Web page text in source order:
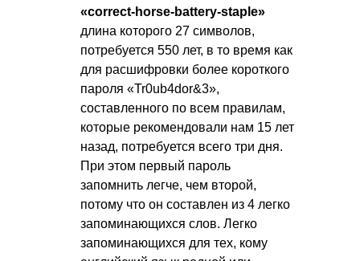
«correct-horse-battery-staple»
длина которого 27 символов,
потребуется 550 лет, в то время как
для расшифровки более короткого
пароля «Tr0ub4dor&3»,
составленного по всем правилам,
которые рекомендовали нам 15 лет
назад, потребуется всего три дня.
При этом первый пароль
запомнить легче, чем второй,
потому что он составлен из 4 легко
запоминающихся слов. Легко
запоминающихся для тех, кому